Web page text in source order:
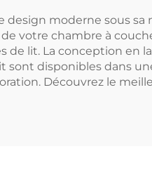
moderne sous
votre chambre à
lit. La conception en
disponibles dans
Découvrez le